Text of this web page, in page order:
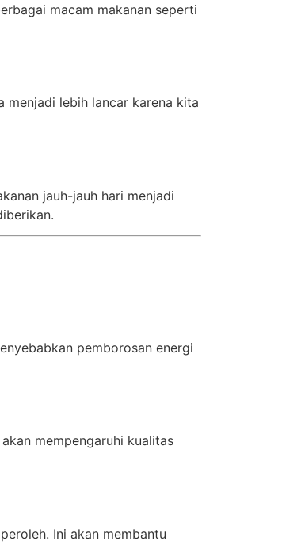
macam makanan seperti
menjadi lebih lancar karena kita
jauh-jauh hari menjadi
pemborosan energi
mempengaruhi kualitas
Ini akan membantu